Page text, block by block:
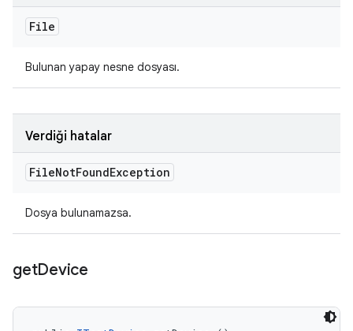
File
Bulunan yapay nesne dosyası.
Verdiği hatalar
FileNotFoundException
Dosya bulunamazsa.
getDevice